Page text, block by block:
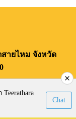
สายไหม จังหวัด
Chat